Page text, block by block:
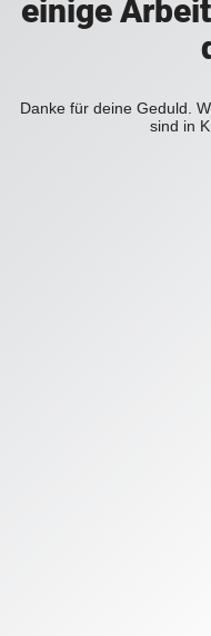
einige
Danke für deine Geduld.
sind in